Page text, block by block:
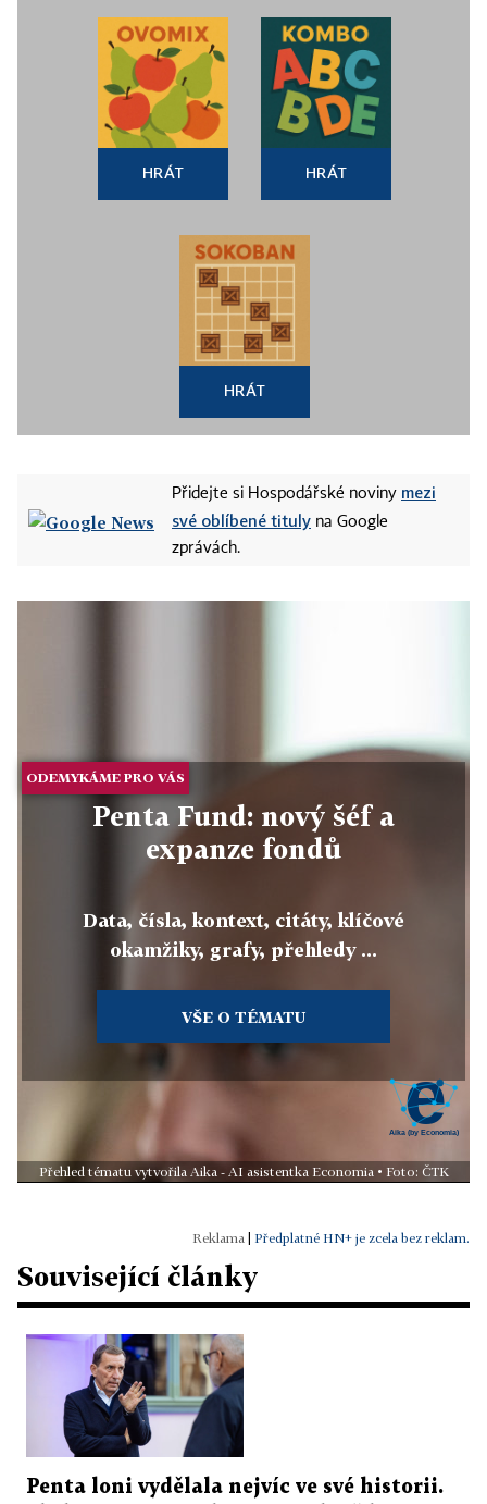
HRÁT HRÁT
HRÁT
Přidejte si Hospodářské noviny mezi
své oblíbené tituly na Google
zprávách.
ODEMYKÁME PRO VÁS
Penta Fund: nový šéf a
expanze fondů
Data, čísla, kontext, citáty, klíčové
okamžiky, grafy, přehledy ...
VŠE O TÉMATU
Přehled tématu vytvořila Aika - AI asistentka Economia • Foto: ČTK
Předplatné HN+ je zcela bez reklam.
Související články
Penta loni vydělala nejvíc ve své historii.